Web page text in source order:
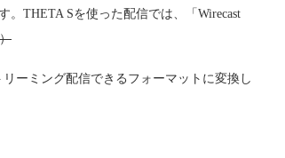
。THETA Sを使った配信では、「Wirecast
ーミング配信できるフォーマットに変換し